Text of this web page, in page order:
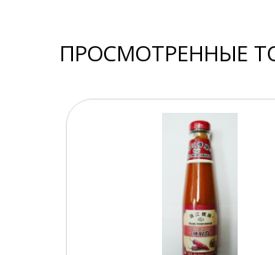
ПРОСМОТРЕННЫЕ